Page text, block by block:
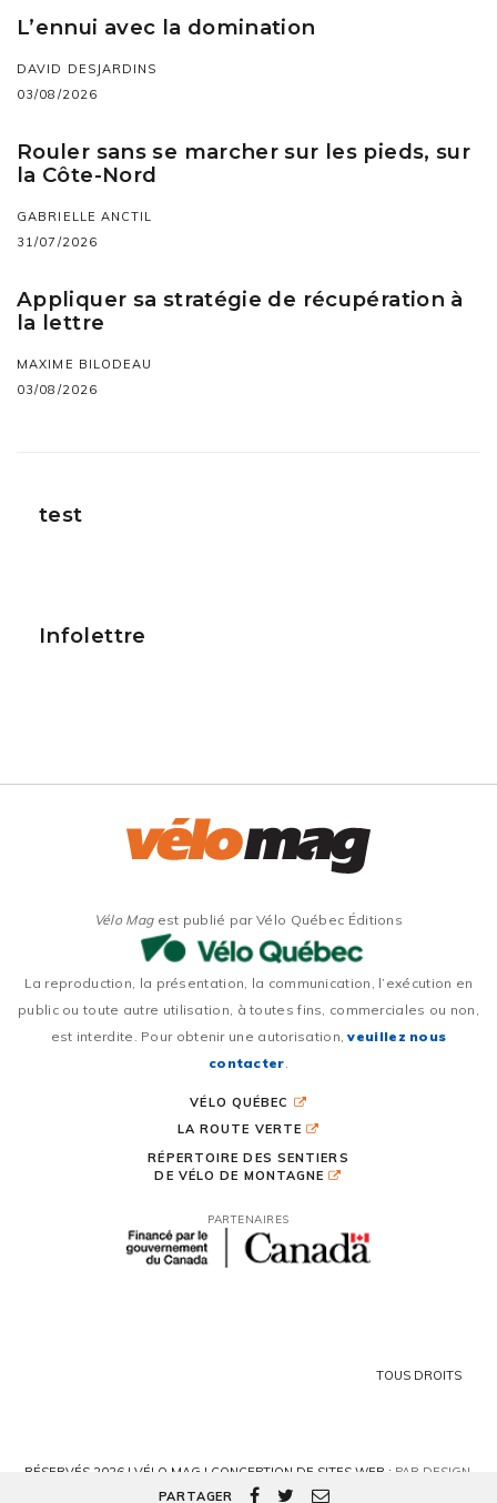
PARTAGER
L’ennui avec la domination
DAVID DESJARDINS
03/08/2026
Rouler sans se marcher sur les pieds, sur
la Côte-Nord
GABRIELLE ANCTIL
31/07/2026
Appliquer sa stratégie de récupération à
la lettre
MAXIME BILODEAU
03/08/2026
test
Infolettre
Vélo Magest publié par Vélo Québec Éditions
La reproduction, la présentation, la communication, l’exécution en
public ou toute autre utilisation, à toutes fins, commerciales ou non,
est interdite. Pour obtenir une autorisation,veuillez nous
contacter.
VÉLO QUÉBEC
LA ROUTE VERTE
RÉPERTOIRE DES SENTIERS
DE VÉLO DE MONTAGNE
PARTENAIRES
TOUS DROITS
RÉSERVÉS 2026 | VÉLO MAG | CONCEPTION DE SITES WEB : PAR DESIGN,
AGENCE WEB